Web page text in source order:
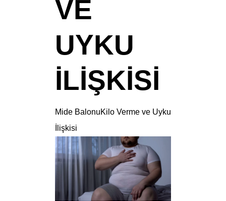
VE
UYKU
İLIŞKISI
Mide BalonuKilo Verme ve Uyku
İlişkisi